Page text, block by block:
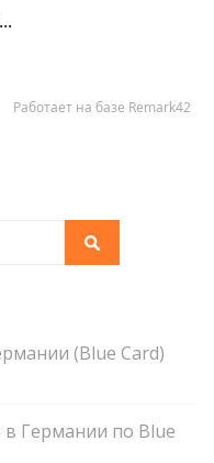
(Blue Card)
Германии по Blue